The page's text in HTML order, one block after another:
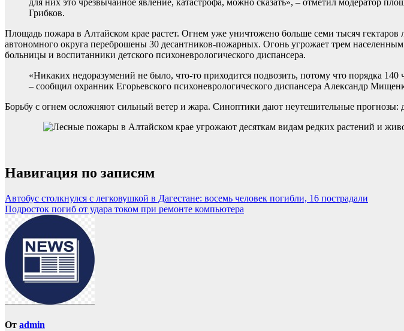
для них это чрезвычайное явление, катастрофа, можно сказать», – отметил модератор
Грибков.
Площадь пожара в Алтайском крае растет. Огнем уже уничтожено больше семи тысяч
автономного округа переброшены 30 десантников-пожарных. Огонь угрожает трем
больницы и воспитанники детского психоневрологического диспансера.
«Никаких недоразумений не было, что-то приходится подвозить, потому что порядка
– сообщил охранник Егорьевского психоневрологического диспансера Александр
Борьбу с огнем осложняют сильный ветер и жара. Синоптики дают неутешительные прогнозы:
Навигация по записям
Автобус столкнулся с легковушкой в Дагестане: восемь человек погибли, 16 пострадали
Подросток погиб от удара током при ремонте компьютера
От admin